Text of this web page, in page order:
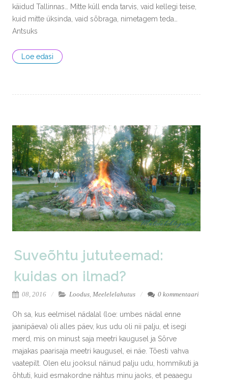
käidud Tallinnas… Mitte küll enda tarvis, vaid kellegi teise,
kuid mitte üksinda, vaid sõbraga, nimetagem teda…
Antsuks
Loe edasi
Suveõhtu jututeemad:
kuidas on ilmad?
08, 2016 Loodus Meelelelahutus 0 kommentaari
Oh sa, kus eelmisel nädalal (loe: umbes nädal enne
jaanipäeva) oli alles päev, kus udu oli nii palju, et isegi
merd, mis on minust saja meetri kaugusel ja Sõrve
majakas paarisaja meetri kaugusel, ei näe. Tõesti vahva
vaatepilt. Olen elu jooksul näinud palju udu, hommikuti ja
õhtuti, kuid esmakordne nähtus minu jaoks, et peaaegu